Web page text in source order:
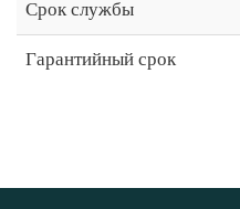
Срок службы
Гарантийный срок